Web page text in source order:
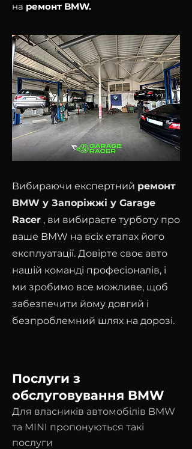
на ремонт BMW.
Вибираючи експертний ремонт
BMW у Запоріжжі у Garage
Racer , ви вибираєте турботу про
ваше BMW на всіх етапах його
експлуатації. Довірте своє авто
нашій команді професіоналів, і
ми зробимо все можливе, щоб
забезпечити йому довгий і
безпроблемний шлях на дорозі.
Послуги з
обслуговування BMW
Для власників автомобілів BMW
та MINI пропонуються такі
послуги